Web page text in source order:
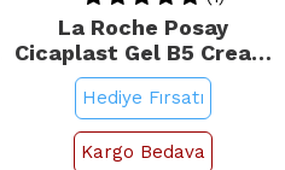
La Roche Posay
Cicaplast Gel B5 Cream
- Yatıştırıcı Bakım
Kremi 40ml
Hediye Fırsatı
Kargo Bedava